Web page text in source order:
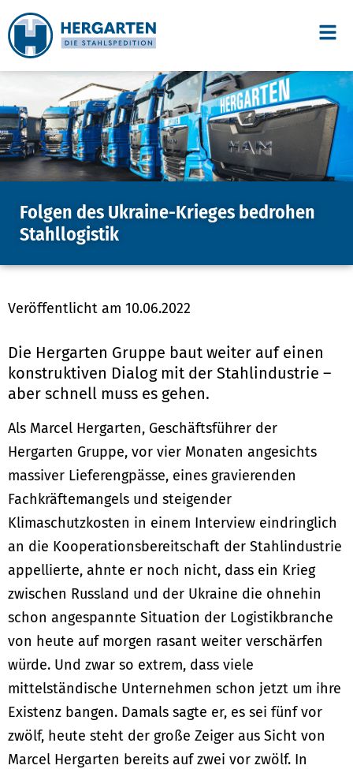
Folgen des Ukraine-Krieges bedrohen
Stahllogistik
Veröffentlicht am 10.06.2022
Die Hergarten Gruppe baut weiter auf einen
konstruktiven Dialog mit der Stahlindustrie –
aber schnell muss es gehen.
Als Marcel Hergarten, Geschäftsführer der
Hergarten Gruppe, vor vier Monaten angesichts
massiver Lieferengpässe, eines gravierenden
Fachkräftemangels und steigender
Klimaschutzkosten in einem Interview eindringlich
an die Kooperationsbereitschaft der Stahlindustrie
appellierte, ahnte er noch nicht, dass ein Krieg
zwischen Russland und der Ukraine die ohnehin
schon angespannte Situation der Logistikbranche
von heute auf morgen rasant weiter verschärfen
würde. Und zwar so extrem, dass viele
mittelständische Unternehmen schon jetzt um ihre
Existenz bangen. Damals sagte er, es sei fünf vor
zwölf, heute steht der große Zeiger aus Sicht von
Marcel Hergarten bereits auf zwei vor zwölf. In